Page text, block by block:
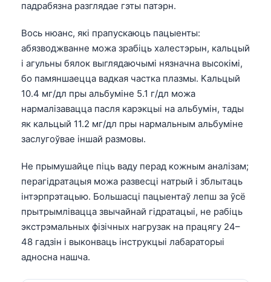
падрабязна разглядае гэты патэрн.
Вось нюанс, які прапускаюць пацыенты:
абязводжванне можа зрабіць халестэрын, кальцый
і агульны бялок выглядаючымі нязначна высокімі,
бо памяншаецца вадкая частка плазмы. Кальцый
10.4 мг/дл пры альбуміне 5.1 г/дл можа
нармалізавацца пасля карэкцыі на альбумін, тады
як кальцый 11.2 мг/дл пры нармальным альбуміне
заслугоўвае іншай размовы.
Не прымушайце піць ваду перад кожным аналізам;
перагідратацыя можа развесці натрый і зблытаць
інтэрпрэтацыю. Большасці пацыентаў лепш за ўсё
прытрымлівацца звычайнай гідратацыі, не рабіць
экстрэмальных фізічных нагрузак на працягу 24–
48 гадзін і выконваць інструкцыі лабараторыі
адносна нашча.